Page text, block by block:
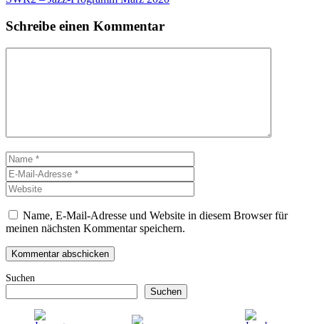
Schreibe einen Kommentar
Name
Mail-
Adresse
Name, E-Mail-Adresse und Website in diesem Browser für
meinen nächsten Kommentar speichern.
Suchen
Suchen